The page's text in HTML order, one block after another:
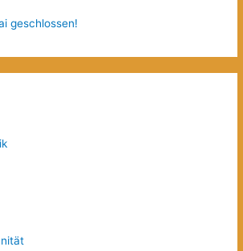
geschlossen!